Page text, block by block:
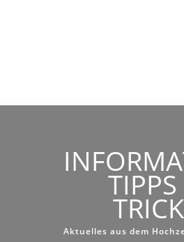
Aktuelles aus dem